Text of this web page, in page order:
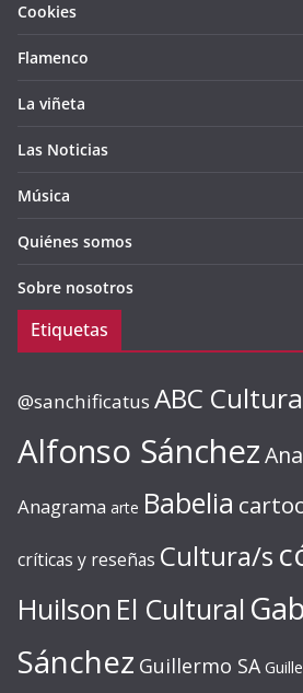
Cookies
Flamenco
La viñeta
Las Noticias
Música
Quiénes somos
Sobre nosotros
Etiquetas
@sanchificatus ABC
Alfonso Sánchez
Anagrama arte Babelia
críticas y reseñas Cultura/s
Huilson El Cultural
Sánchez Guillermo SA